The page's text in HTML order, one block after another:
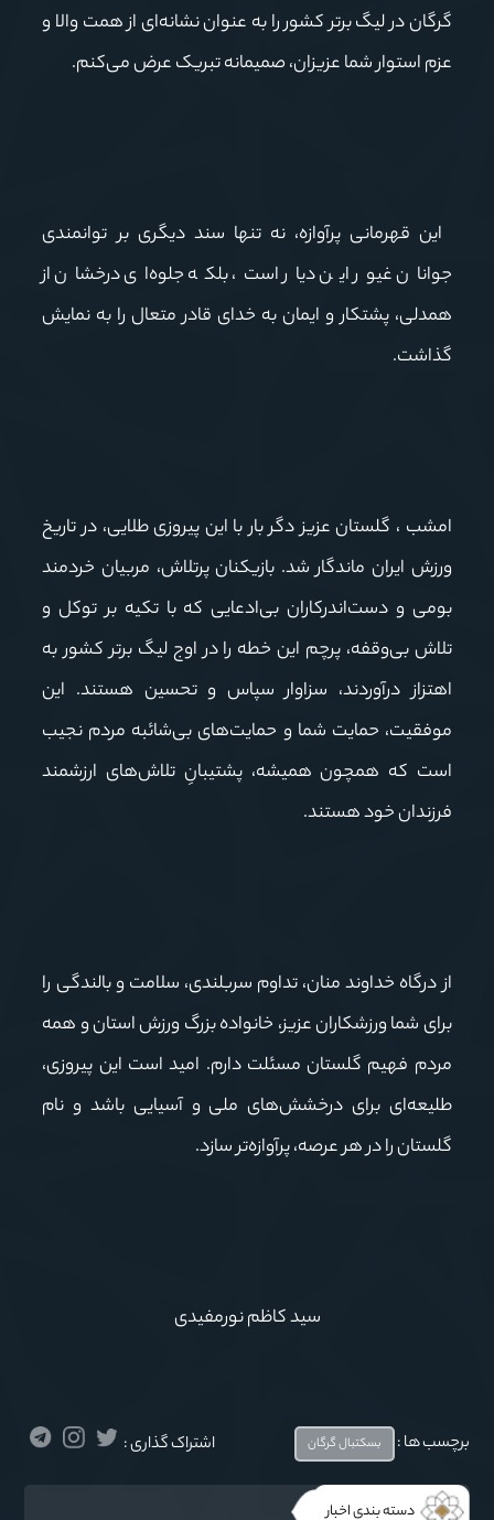
گرگان در لیگ برتر کشور را به عنوان نشانه‌ای از همت والا و
عزم استوار شما عزیزان، صمیمانه تبریک عرض می‌کنم.
این قهرمانی پرآوازه، نه تنها سند دیگری بر توانمندی
جوانان غیور این دیار است، بلکه جلوه‌ای درخشان از
همدلی، پشتکار و ایمان به خدای قادر متعال را به نمایش
گذاشت.
امشب ، گلستان عزیز دگر بار با این پیروزی طلایی، در تاریخ
ورزش ایران ماندگار شد. بازیکنان پرتلاش، مربیان خردمند
بومی و دست‌اندرکاران بی‌ادعایی که با تکیه بر توکل و
تلاش بی‌وقفه، پرچم این خطه را در اوج لیگ برتر کشور به
اهتزاز درآوردند، سزاوار سپاس و تحسین هستند. این
موفقیت، حمایت شما و حمایت‌های بی‌شائبه مردم نجیب
است که همچون همیشه، پشتیبانِ تلاش‌های ارزشمند
فرزندان خود هستند.
از درگاه خداوند منان، تداوم سربلندی، سلامت و بالندگی را
برای شما ورزشکاران عزیز، خانواده بزرگ ورزش استان و همه
مردم فهیم گلستان مسئلت دارم. امید است این پیروزی،
طلیعه‌ای برای درخشش‌های ملی و آسیایی باشد و نام
گلستان را در هر عرصه، پرآوازه‌تر سازد.
سید کاظم نورمفیدی
برچسب ها : بسکتبال گرگان اشتراک گذاری :
دسته بندی اخبار